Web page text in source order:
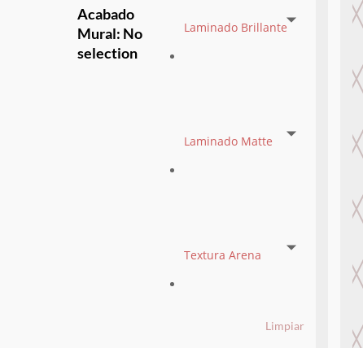
Acabado
Mural: No
selection
Laminado Brillante
Laminado Matte
Textura Arena
Limpiar